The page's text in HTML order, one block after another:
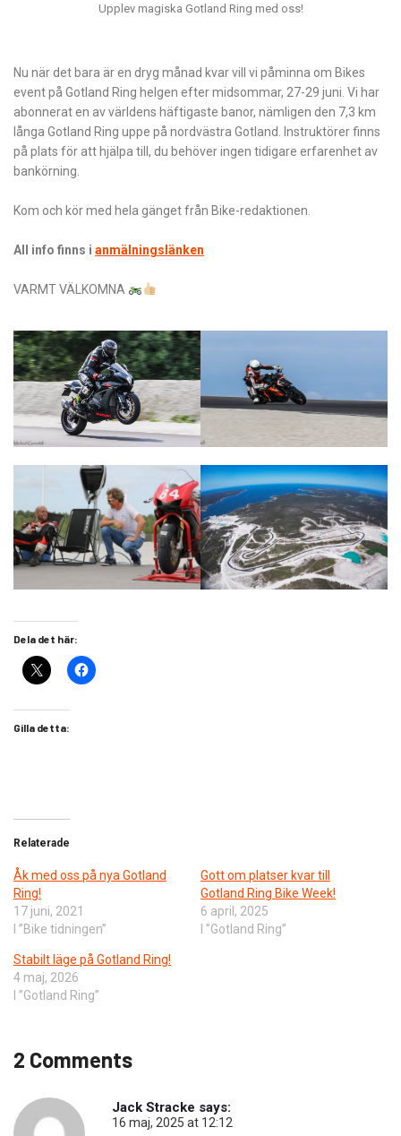
Upplev magiska Gotland Ring med oss!
Nu när det bara är en dryg månad kvar vill vi påminna om Bikes
event på Gotland Ring helgen efter midsommar, 27-29 juni. Vi har
abonnerat en av världens häftigaste banor, nämligen den 7,3 km
långa Gotland Ring uppe på nordvästra Gotland. Instruktörer finns
på plats för att hjälpa till, du behöver ingen tidigare erfarenhet av
bankörning.
Kom och kör med hela gänget från Bike-redaktionen.
All info finns i anmälningslänken
VARMT VÄLKOMNA
Dela det här:
Gilla detta:
Relaterade
Åk med oss på nya Gotland
Ring!
17 juni, 2021
I ”Bike tidningen”
Gott om platser kvar till
Gotland Ring Bike Week!
6 april, 2025
I ”Gotland Ring”
Stabilt läge på Gotland Ring!
4 maj, 2026
I ”Gotland Ring”
2 Comments
Jack Stracke says:
16 maj, 2025 at 12:12